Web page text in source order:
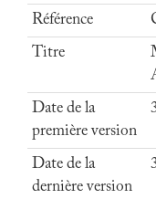
Référence
Titre
Date de la
première version
Date de la
dernière version